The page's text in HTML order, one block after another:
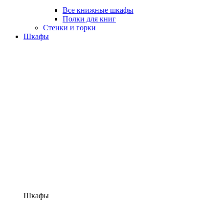
Все книжные шкафы
Полки для книг
Стенки и горки
Шкафы
Шкафы